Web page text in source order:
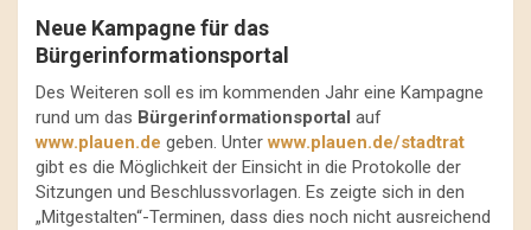
Neue Kampagne für das
Bürgerinformationsportal
Des Weiteren soll es im kommenden Jahr eine Kampagne
rund um das Bürgerinformationsportal auf
www.plauen.de geben. Unterwww.plauen.de/stadtrat
gibt es die Möglichkeit der Einsicht in die Protokolle der
Sitzungen und Beschlussvorlagen. Es zeigte sich in den
„Mitgestalten“-Terminen, dass dies noch nicht ausreichend